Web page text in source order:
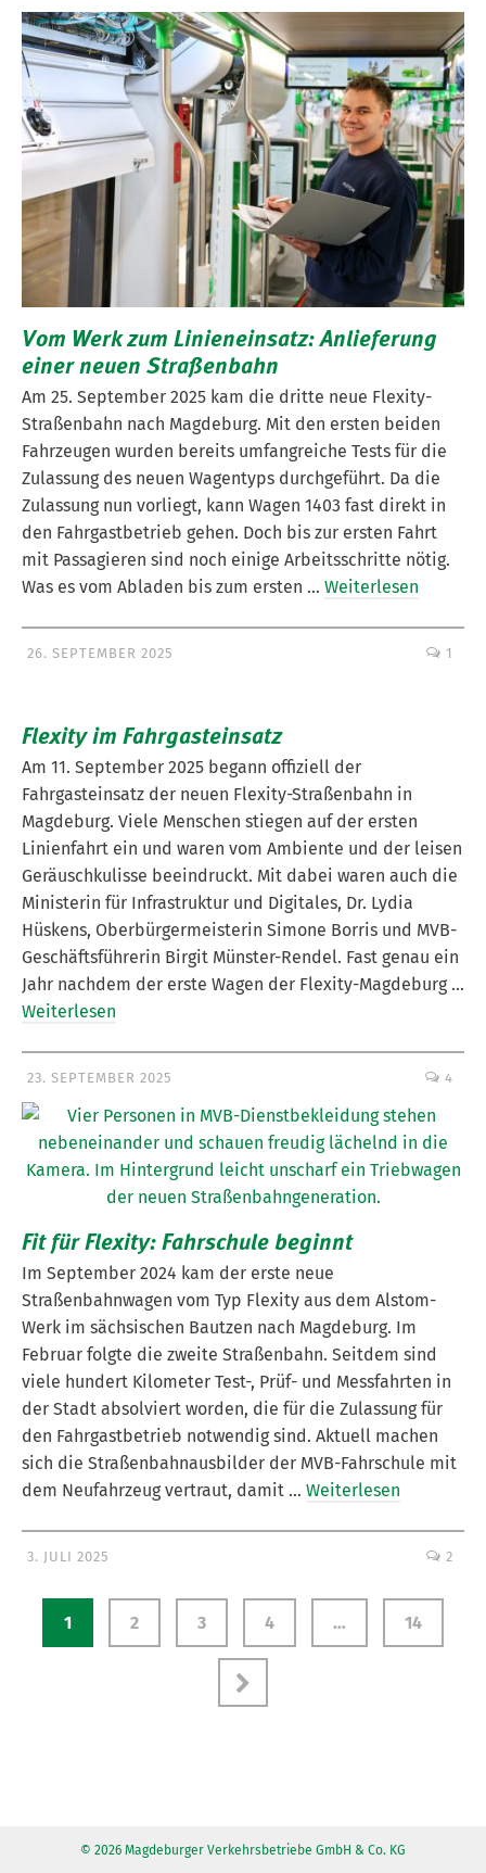
Vom Werk zum Linieneinsatz: Anlieferung
einer neuen Straßenbahn
Am 25. September 2025 kam die dritte neue Flexity-
Straßenbahn nach Magdeburg. Mit den ersten beiden
Fahrzeugen wurden bereits umfangreiche Tests für die
Zulassung des neuen Wagentyps durchgeführt. Da die
Zulassung nun vorliegt, kann Wagen 1403 fast direkt in
den Fahrgastbetrieb gehen. Doch bis zur ersten Fahrt
mit Passagieren sind noch einige Arbeitsschritte nötig.
Was es vom Abladen bis zum ersten … Weiterlesen
26. SEPTEMBER 2025 1
Flexity im Fahrgasteinsatz
Am 11. September 2025 begann offiziell der
Fahrgasteinsatz der neuen Flexity-Straßenbahn in
Magdeburg. Viele Menschen stiegen auf der ersten
Linienfahrt ein und waren vom Ambiente und der leisen
Geräuschkulisse beeindruckt. Mit dabei waren auch die
Ministerin für Infrastruktur und Digitales, Dr. Lydia
Hüskens, Oberbürgermeisterin Simone Borris und MVB-
Geschäftsführerin Birgit Münster-Rendel. Fast genau ein
Jahr nachdem der erste Wagen der Flexity-Magdeburg …
Weiterlesen
23. SEPTEMBER 2025 4
Fit für Flexity: Fahrschule beginnt
Im September 2024 kam der erste neue
Straßenbahnwagen vom Typ Flexity aus dem Alstom-
Werk im sächsischen Bautzen nach Magdeburg. Im
Februar folgte die zweite Straßenbahn. Seitdem sind
viele hundert Kilometer Test-, Prüf- und Messfahrten in
der Stadt absolviert worden, die für die Zulassung für
den Fahrgastbetrieb notwendig sind. Aktuell machen
sich die Straßenbahnausbilder der MVB-Fahrschule mit
dem Neufahrzeug vertraut, damit … Weiterlesen
3. JULI 2025 2
1 2 3 4 … 14
© 2026 Magdeburger Verkehrsbetriebe GmbH & Co. KG